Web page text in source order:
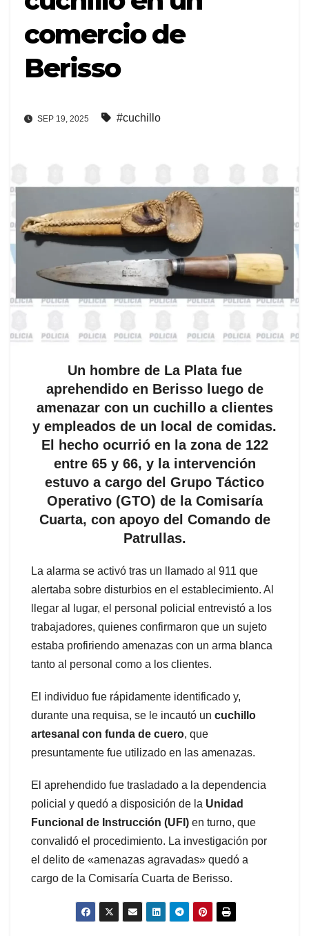
comercio de
Berisso
SEP 19, 2025 #cuchillo
Un hombre de La Plata fue
aprehendido en Berisso luego de
amenazar con un cuchillo a clientes
y empleados de un local de comidas.
El hecho ocurrió en la zona de 122
entre 65 y 66, y la intervención
estuvo a cargo del Grupo Táctico
Operativo (GTO) de la Comisaría
Cuarta, con apoyo del Comando de
Patrullas.
La alarma se activó tras un llamado al 911 que
alertaba sobre disturbios en el establecimiento. Al
llegar al lugar, el personal policial entrevistó a los
trabajadores, quienes confirmaron que un sujeto
estaba profiriendo amenazas con un arma blanca
tanto al personal como a los clientes.
El individuo fue rápidamente identificado y,
durante una requisa, se le incautó un cuchillo
artesanal con funda de cuero, que
presuntamente fue utilizado en las amenazas.
El aprehendido fue trasladado a la dependencia
policial y quedó a disposición de la Unidad
Funcional de Instrucción (UFI) en turno, que
convalidó el procedimiento. La investigación por
el delito de «amenazas agravadas» quedó a
cargo de la Comisaría Cuarta de Berisso.